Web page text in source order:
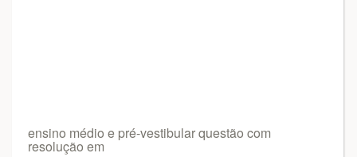
ensino médio e pré-vestibular questão com
resolução em